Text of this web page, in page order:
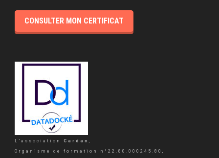
CONSULTER MON CERTIFICAT
L’association Cardan
Organisme de formation n°22.80.000245.80,